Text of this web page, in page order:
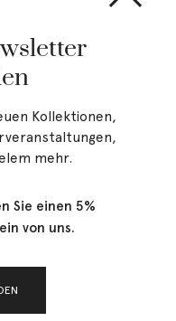
Kollektionen,
mehr.
Sie einen 5%
von uns.